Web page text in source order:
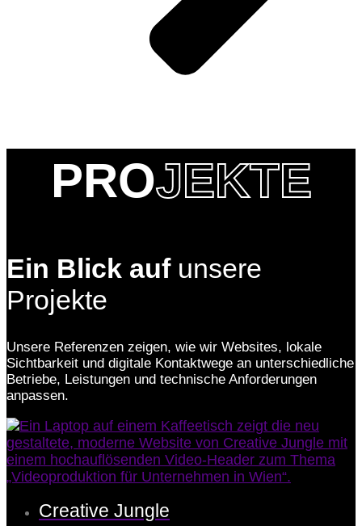
PROJEKTE
Ein Blick auf unsere
Projekte
Unsere Referenzen zeigen, wie wir Websites, lokale
Sichtbarkeit und digitale Kontaktwege an unterschiedliche
Betriebe, Leistungen und technische Anforderungen
anpassen.
Creative Jungle